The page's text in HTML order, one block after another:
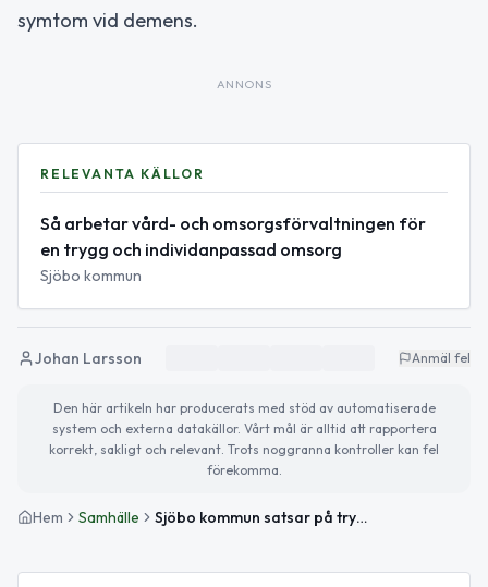
symtom vid demens.
ANNONS
RELEVANTA KÄLLOR
Så arbetar vård- och omsorgsförvaltningen för
en trygg och individanpassad omsorg
Sjöbo kommun
Johan Larsson Anmäl fel
Den här artikeln har producerats med stöd av automatiserade
system och externa datakällor. Vårt mål är alltid att rapportera
korrekt, sakligt och relevant. Trots noggranna kontroller kan fel
förekomma.
Hem Samhälle Sjöbo kommun satsar på trygg och individanpassad omsorg